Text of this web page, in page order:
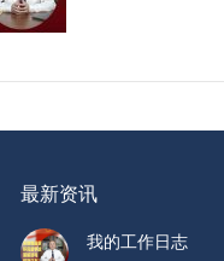
最新资讯
我的工作日志